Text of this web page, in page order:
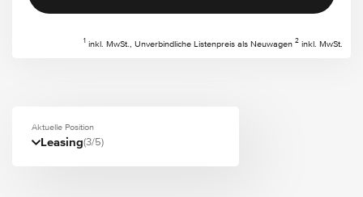
1 inkl. MwSt., Unverbindliche Listenpreis als Neuwagen 2 inkl. MwSt.
Aktuelle Position
Leasing(3/5)